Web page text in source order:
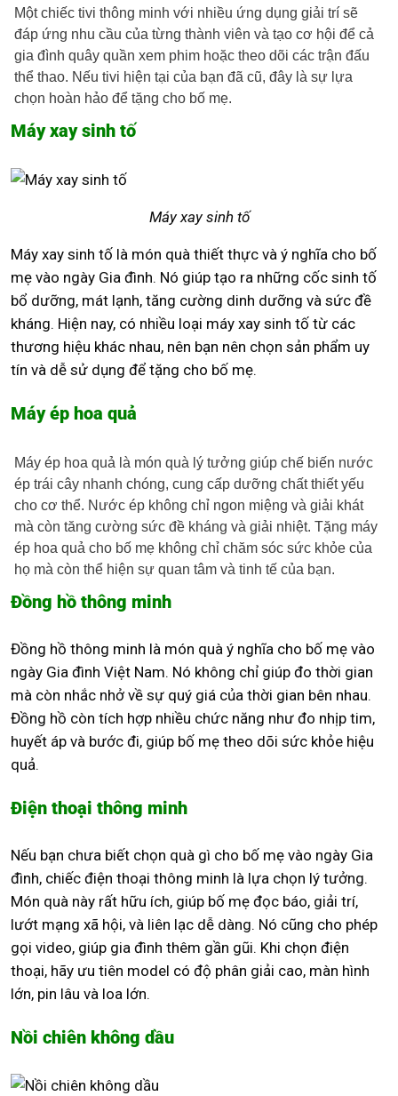
Một chiếc tivi thông minh với nhiều ứng dụng giải trí sẽ
đáp ứng nhu cầu của từng thành viên và tạo cơ hội để cả
gia đình quây quần xem phim hoặc theo dõi các trận đấu
thể thao. Nếu tivi hiện tại của bạn đã cũ, đây là sự lựa
chọn hoàn hảo để tặng cho bố mẹ.
Máy xay sinh tố
Máy xay sinh tố
Máy xay sinh tố là món quà thiết thực và ý nghĩa cho bố
mẹ vào ngày Gia đình. Nó giúp tạo ra những cốc sinh tố
bổ dưỡng, mát lạnh, tăng cường dinh dưỡng và sức đề
kháng. Hiện nay, có nhiều loại máy xay sinh tố từ các
thương hiệu khác nhau, nên bạn nên chọn sản phẩm uy
tín và dễ sử dụng để tặng cho bố mẹ.
Máy ép hoa quả
Máy ép hoa quả là món quà lý tưởng giúp chế biến nước
ép trái cây nhanh chóng, cung cấp dưỡng chất thiết yếu
cho cơ thể. Nước ép không chỉ ngon miệng và giải khát
mà còn tăng cường sức đề kháng và giải nhiệt. Tặng máy
ép hoa quả cho bố mẹ không chỉ chăm sóc sức khỏe của
họ mà còn thể hiện sự quan tâm và tinh tế của bạn.
Đồng hồ thông minh
Đồng hồ thông minh là món quà ý nghĩa cho bố mẹ vào
ngày Gia đình Việt Nam. Nó không chỉ giúp đo thời gian
mà còn nhắc nhở về sự quý giá của thời gian bên nhau.
Đồng hồ còn tích hợp nhiều chức năng như đo nhịp tim,
huyết áp và bước đi, giúp bố mẹ theo dõi sức khỏe hiệu
quả.
Điện thoại thông minh
Nếu bạn chưa biết chọn quà gì cho bố mẹ vào ngày Gia
đình, chiếc điện thoại thông minh là lựa chọn lý tưởng.
Món quà này rất hữu ích, giúp bố mẹ đọc báo, giải trí,
lướt mạng xã hội, và liên lạc dễ dàng. Nó cũng cho phép
gọi video, giúp gia đình thêm gần gũi. Khi chọn điện
thoại, hãy ưu tiên model có độ phân giải cao, màn hình
lớn, pin lâu và loa lớn.
Nồi chiên không dầu